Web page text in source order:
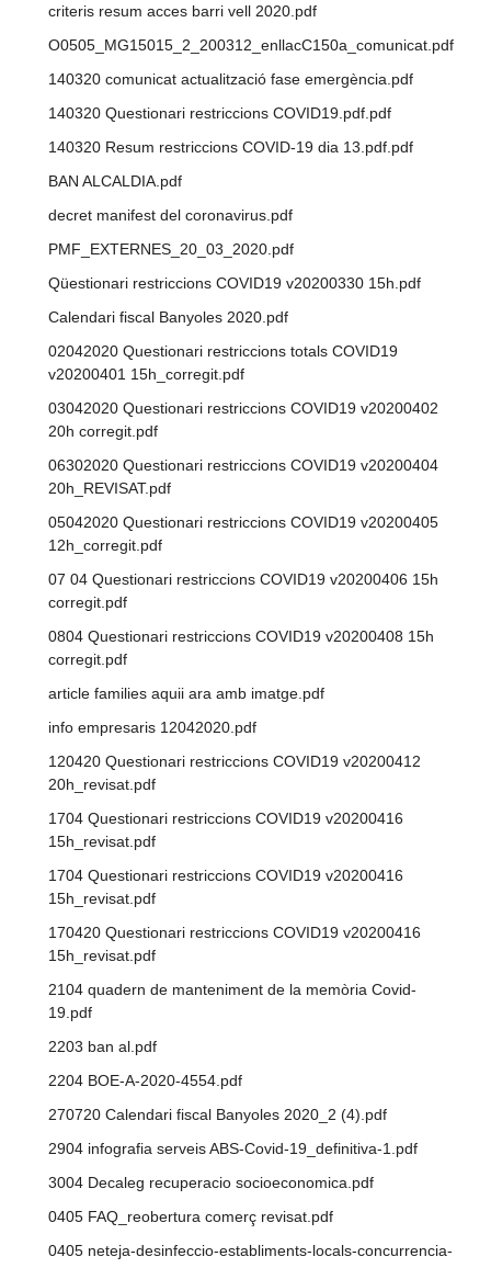
criteris resum acces barri vell 2020.pdf
O0505_MG15015_2_200312_enllacC150a_comunicat.pdf
140320 comunicat actualització fase emergència.pdf
140320 Questionari restriccions COVID19.pdf.pdf
140320 Resum restriccions COVID-19 dia 13.pdf.pdf
BAN ALCALDIA.pdf
decret manifest del coronavirus.pdf
PMF_EXTERNES_20_03_2020.pdf
Qüestionari restriccions COVID19 v20200330 15h.pdf
Calendari fiscal Banyoles 2020.pdf
02042020 Questionari restriccions totals COVID19
v20200401 15h_corregit.pdf
03042020 Questionari restriccions COVID19 v20200402
20h corregit.pdf
06302020 Questionari restriccions COVID19 v20200404
20h_REVISAT.pdf
05042020 Questionari restriccions COVID19 v20200405
12h_corregit.pdf
07 04 Questionari restriccions COVID19 v20200406 15h
corregit.pdf
0804 Questionari restriccions COVID19 v20200408 15h
corregit.pdf
article families aquii ara amb imatge.pdf
info empresaris 12042020.pdf
120420 Questionari restriccions COVID19 v20200412
20h_revisat.pdf
1704 Questionari restriccions COVID19 v20200416
15h_revisat.pdf
1704 Questionari restriccions COVID19 v20200416
15h_revisat.pdf
170420 Questionari restriccions COVID19 v20200416
15h_revisat.pdf
2104 quadern de manteniment de la memòria Covid-
19.pdf
2203 ban al.pdf
2204 BOE-A-2020-4554.pdf
270720 Calendari fiscal Banyoles 2020_2 (4).pdf
2904 infografia serveis ABS-Covid-19_definitiva-1.pdf
3004 Decaleg recuperacio socioeconomica.pdf
0405 FAQ_reobertura comerç revisat.pdf
0405 neteja-desinfeccio-establiments-locals-concurrencia-